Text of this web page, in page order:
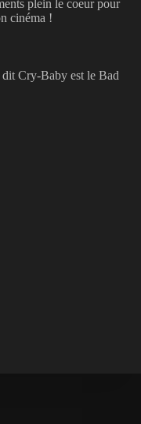
plein le coeur pour
cinéma !
Cry-Baby est le Bad